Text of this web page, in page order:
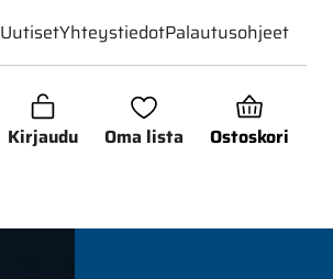
Kirjaudu Oma lista Ostoskori
UutisetYhteystiedotPalautusohjeet